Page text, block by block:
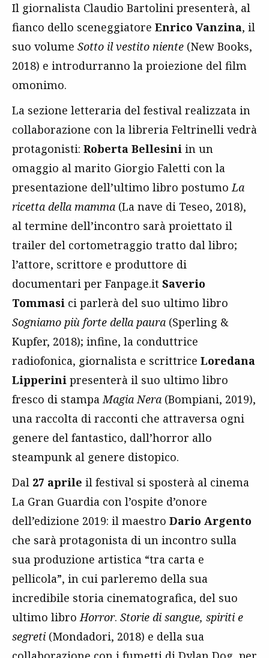
Il giornalista Claudio Bartolini presenterà, al
fianco dello sceneggiatore Enrico Vanzina, il
suo volume Sotto il vestito niente (New Books,
2018) e introdurranno la proiezione del film
omonimo.
La sezione letteraria del festival realizzata in
collaborazione con la libreria Feltrinelli vedrà
protagonisti: Roberta Bellesini in un
omaggio al marito Giorgio Faletti con la
presentazione dell’ultimo libro postumoLa
ricetta della mamma (La nave di Teseo, 2018),
al termine dell’incontro sarà proiettato il
trailer del cortometraggio tratto dal libro;
l’attore, scrittore e produttore di
documentari per Fanpage.it Saverio
Tommasi ci parlerà del suo ultimo libro
Sogniamo più forte della paura (Sperling &
Kupfer, 2018); infine, la conduttrice
radiofonica, giornalista e scrittrice Loredana
Lipperini presenterà il suo ultimo libro
fresco di stampaMagia Nera (Bompiani, 2019),
una raccolta di racconti che attraversa ogni
genere del fantastico, dall’horror allo
steampunk al genere distopico.
Dal 27 aprile il festival si sposterà al cinema
La Gran Guardia con l’ospite d’onore
dell’edizione 2019: il maestro Dario Argento
che sarà protagonista di un incontro sulla
sua produzione artistica “tra carta e
pellicola”, in cui parleremo della sua
incredibile storia cinematografica, del suo
ultimo libroHorror. Storie di sangue, spiriti e
segreti (Mondadori, 2018) e della sua